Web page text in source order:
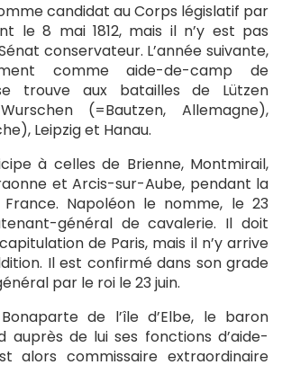
candidat au Corps législatif par
le 8 mai 1812, mais il n’y est pas
conservateur. L’année suivante,
comme aide-de-camp de
trouve aux batailles de Lützen
(=Bautzen, Allemagne),
Leipzig et Hanau.
à celles de Brienne, Montmirail,
et Arcis-sur-Aube, pendant la
Napoléon le nomme, le 23
général de cavalerie. Il doit
de Paris, mais il n’y arrive
Il est confirmé dans son grade
par le roi le 23 juin.
de l’île d’Elbe, le baron
auprès de lui ses fonctions d’aide-
alors commissaire extraordinaire